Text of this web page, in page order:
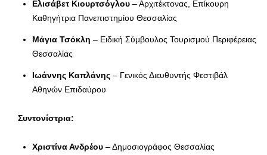
Ελισάβετ Κιουρτσόγλου – Αρχιτέκτονας, Επίκουρη
Καθηγήτρια Πανεπιστημίου Θεσσαλίας
Μάγια Τσόκλη – Ειδική Σύμβουλος Τουρισμού Περιφέρειας
Θεσσαλίας
Ιωάννης Καπλάνης – Γενικός Διευθυντής Φεστιβάλ
Αθηνών Επιδαύρου
Συντονίστρια:
Χριστίνα Ανδρέου – Δημοσιογράφος Θεσσαλίας